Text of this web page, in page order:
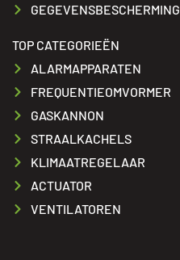
GEGEVENSBESCHERMING
TOP CATEGORIEËN
ALARMAPPARATEN
FREQUENTIEOMVORMER
GASKANNON
STRAALKACHELS
KLIMAATREGELAAR
ACTUATOR
VENTILATOREN